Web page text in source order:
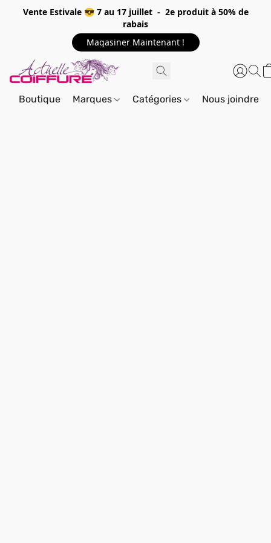
Vente Estivale 😎 7 au 17 juillet - 2e produit à 50% de
rabais
Magasiner Maintenant !
Boutique Marques Catégories Nous joindre